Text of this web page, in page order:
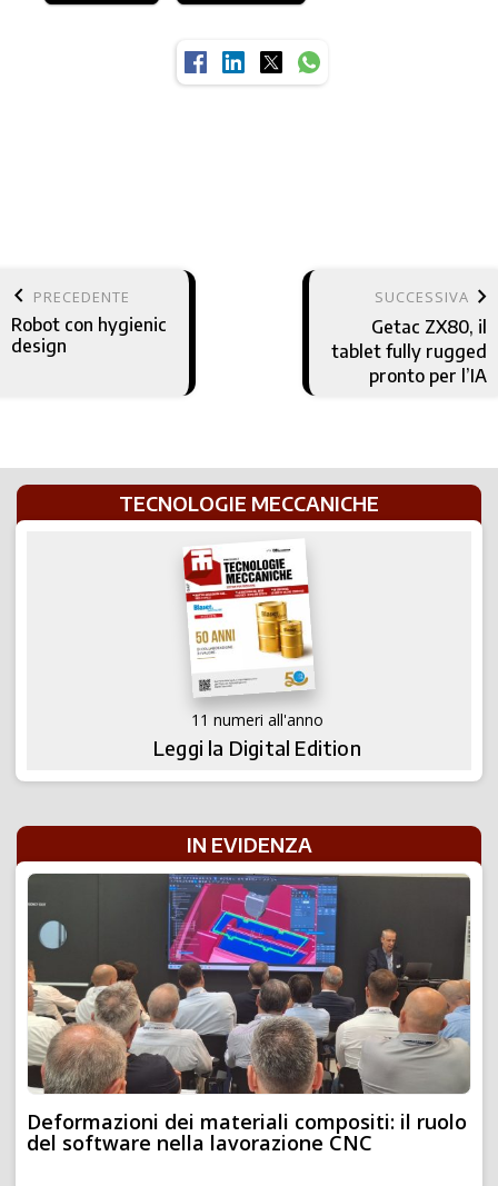
keyboard_arrow_left PRECEDENTE
Robot con hygienic
design
SUCCESSIVA keyboard_arrow_right
Getac ZX80, il
tablet fully rugged
pronto per l’IA
TECNOLOGIE MECCANICHE
11 numeri all'anno
Leggi la Digital Edition
IN EVIDENZA
Deformazioni dei materiali compositi: il ruolo
del software nella lavorazione CNC